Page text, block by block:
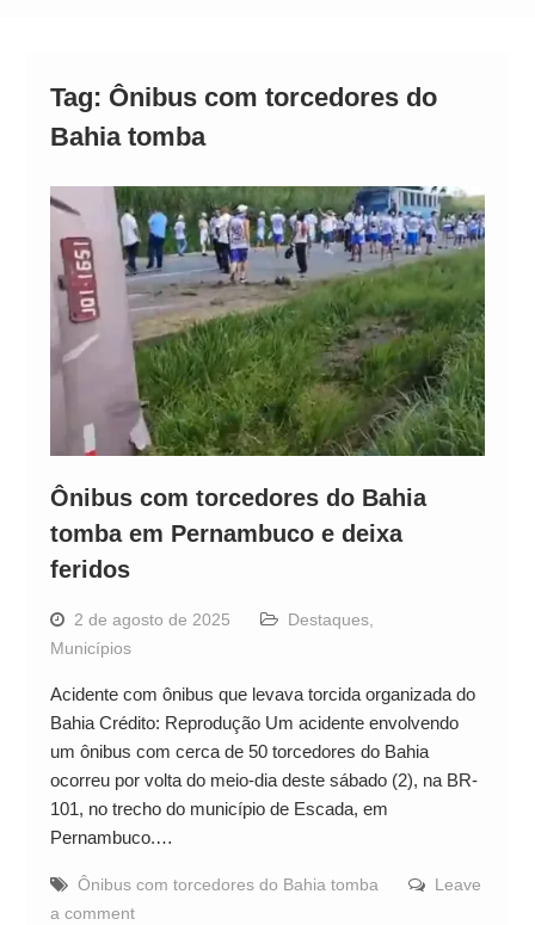
Tag: Ônibus com torcedores do
Bahia tomba
Ônibus com torcedores do Bahia
tomba em Pernambuco e deixa
feridos
2 de agosto de 2025 Destaques,
Municípios
Acidente com ônibus que levava torcida organizada do
Bahia Crédito: Reprodução Um acidente envolvendo
um ônibus com cerca de 50 torcedores do Bahia
ocorreu por volta do meio-dia deste sábado (2), na BR-
101, no trecho do município de Escada, em
Pernambuco.…
Ônibus com torcedores do Bahia tomba
Leave
a comment